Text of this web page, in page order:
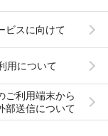
ビスに向けて
用について
ご利用端末から
部送信について